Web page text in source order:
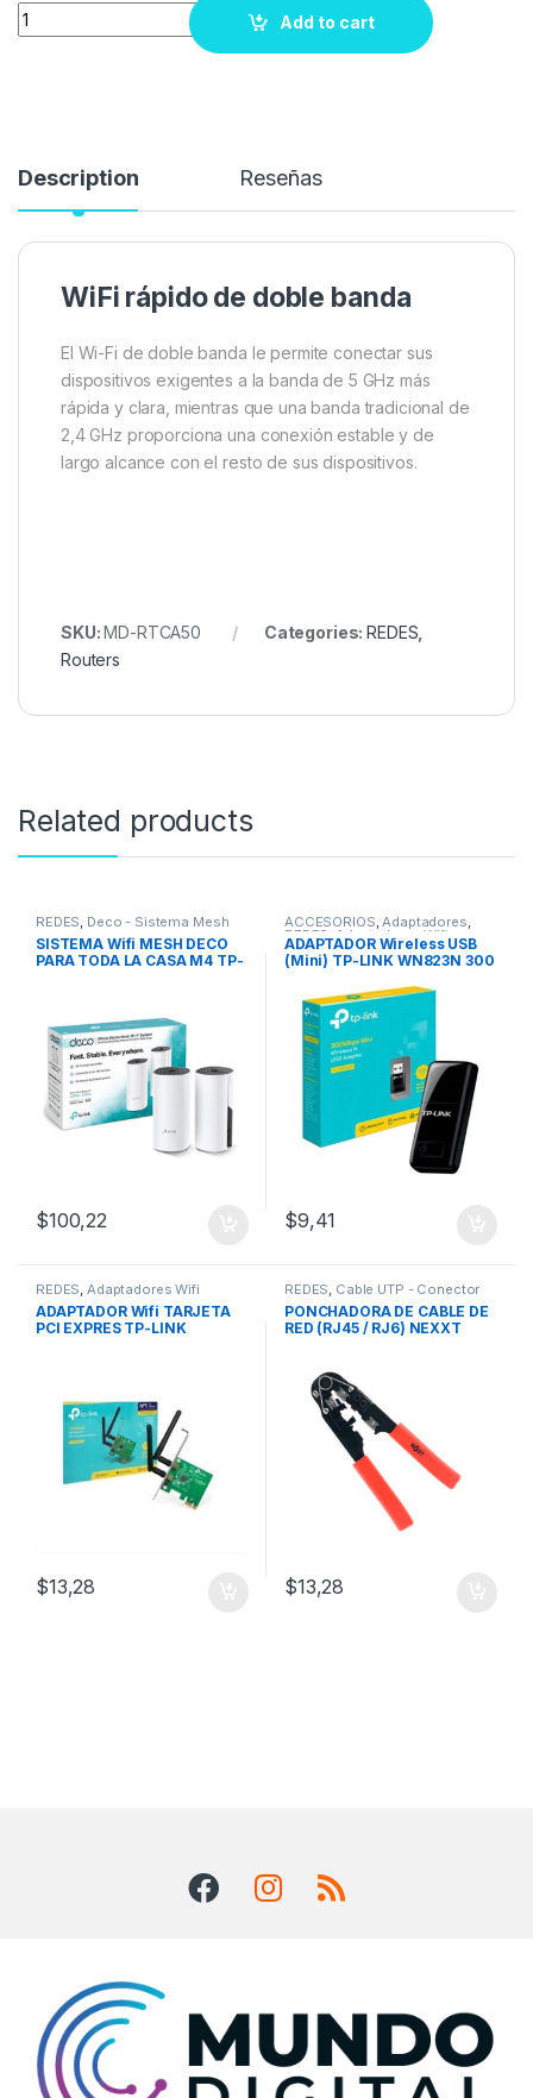
Quantity
Add to cart
Description Reseñas
WiFi rápido de doble banda
El Wi-Fi de doble banda le permite conectar sus
dispositivos exigentes a la banda de 5 GHz más
rápida y clara, mientras que una banda tradicional de
2,4 GHz proporciona una conexión estable y de
largo alcance con el resto de sus dispositivos.
SKU:MD-RTCA50 Categories:REDES
Routers
Related products
REDES, Deco - Sistema Mesh
SISTEMA Wifi MESH DECO
PARA TODA LA CASA M4 TP-
$100,22
ACCESORIOS,Adaptadores,
REDES, Adaptadores Wifi
ADAPTADOR Wireless USB
(Mini) TP-LINK WN823N 300
$9,41
REDES,Adaptadores Wifi
ADAPTADOR Wifi TARJETA
PCI EXPRES TP-LINK
$13,28
REDES, Cable UTP - Conector
RJ45
PONCHADORA DE CABLE DE
RED (RJ45 / RJ6) NEXXT
$13,28